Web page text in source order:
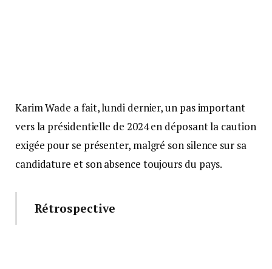
Karim Wade a fait, lundi dernier, un pas important
vers la présidentielle de 2024 en déposant la caution
exigée pour se présenter, malgré son silence sur sa
candidature et son absence toujours du pays.
Rétrospective